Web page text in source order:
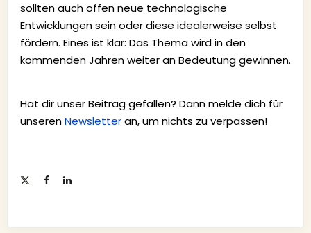
sollten auch offen neue technologische
Entwicklungen sein oder diese idealerweise selbst
fördern. Eines ist klar: Das Thema wird in den
kommenden Jahren weiter an Bedeutung gewinnen.
Hat dir unser Beitrag gefallen? Dann melde dich für
unserenNewsletteran, um nichts zu verpassen!